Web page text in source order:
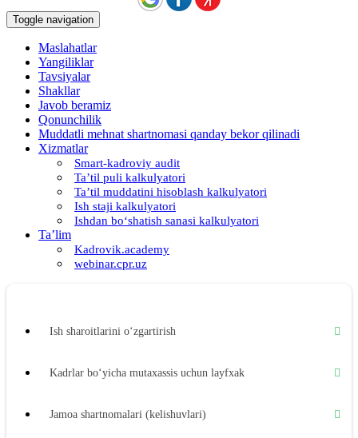
Toggle navigation
Maslahatlar
Yangiliklar
Tavsiyalar
Shakllar
Javob beramiz
Qonunchilik
Muddatli mehnat shartnomasi qanday bekor qilinadi
Xizmatlar
Smart-kadroviy audit
Ta’til puli kalkulyatori
Ta’til muddatini hisoblash kalkulyatori
Ish staji kalkulyatori
Ishdan boʻshatish sanasi kalkulyatori
Ta’lim
Kadrovik.academy
webinar.cpr.uz
Ish sharoitlarini oʻzgartirish
Kadrlar boʻyicha mutaхassis uchun layfхak
Jamoa shartnomalari (kelishuvlari)